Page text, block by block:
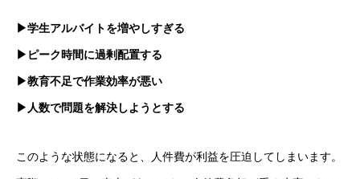
▶学生アルバイトを増やしすぎる
▶ピーク時間に過剰配置する
▶教育不足で作業効率が悪い
▶人数で問題を解決しようとする
このような状態になると、人件費が利益を圧迫してしまいます。